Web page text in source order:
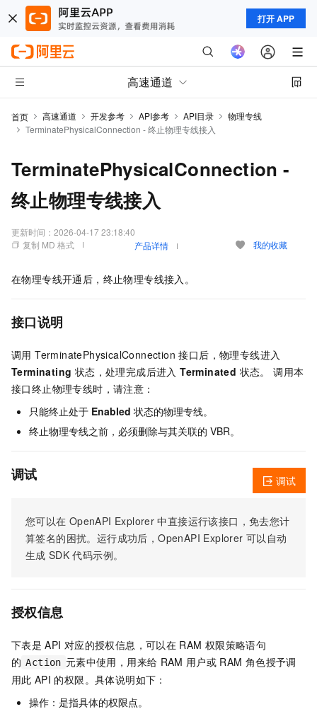
打开 APP
高速通道
首页 高速通道 开发参考 API参考 API目录
物理专线
TerminatePhysicalConnection - 终止物理专线接入
TerminatePhysicalConnection -
终止物理专线接入
更新时间： 2026-04-17 23:18:40
复制 MD 格式
产品详情 我的收藏
在物理专线开通后，终止物理专线接入。
接口说明
调用 TerminatePhysicalConnection 接口后，物理专线进入
Terminating 状态，处理完成后进入Terminated 状态。 调用本
接口终止物理专线时，请注意：
只能终止处于 Enabled 状态的物理专线。
终止物理专线之前，必须删除与其关联的 VBR。
调试
您可以在 OpenAPI Explorer 中直接运行该接口，免去您计
算签名的困扰。运行成功后，OpenAPI Explorer 可以自动
生成 SDK 代码示例。
调试
授权信息
下表是 API 对应的授权信息，可以在 RAM 权限策略语句
的 Action 元素中使用，用来给 RAM 用户或 RAM 角色授予调
用此 API 的权限。具体说明如下：
操作：是指具体的权限点。